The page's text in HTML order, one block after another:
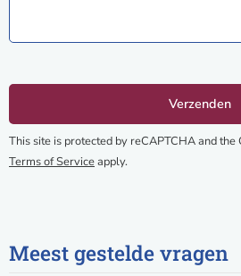
This site is protected by reCAPTCHA and the
Terms of Serviceapply.
Meest gestelde vragen